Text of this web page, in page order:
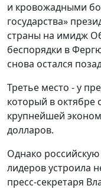
и кровожадными
государства»
страны на имидж
беспорядки в
снова остался
Третье место - у
который в октябре
крупнейшей
долларов.
Однако
лидеров устроила
пресс-секретаря